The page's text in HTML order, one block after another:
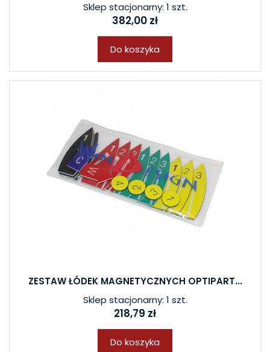
Sklep stacjonarny: 1 szt.
382,00 zł
Do koszyka
ZESTAW ŁÓDEK MAGNETYCZNYCH OPTIPART...
Sklep stacjonarny: 1 szt.
218,79 zł
Do koszyka